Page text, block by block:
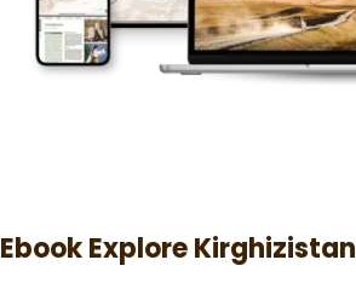
Ebook Explore Kirghizistan